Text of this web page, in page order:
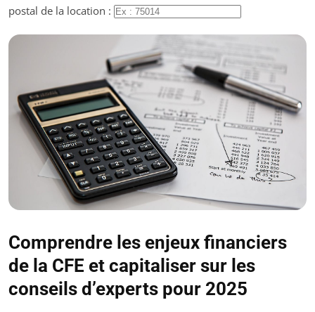
postal de la location :
Comprendre les enjeux financiers
de la CFE et capitaliser sur les
conseils d’experts pour 2025